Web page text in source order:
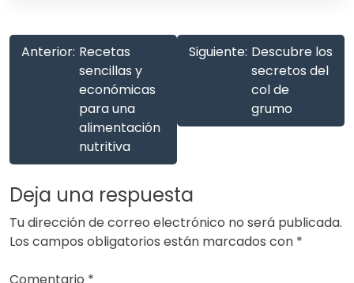
Anterior: Recetas
sencillas y
económicas
para una
alimentación
nutritiva
Siguiente: Descubre los
secretos del
col de
grumo
Deja una respuesta
Tu dirección de correo electrónico no será publicada.
Los campos obligatorios están marcados con *
Comentario *